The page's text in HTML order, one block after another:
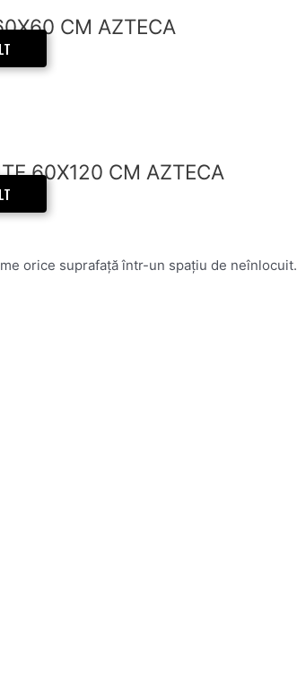
CM AZTECA
60X120 CM AZTECA
orice suprafață într-un spațiu de neînlocuit.